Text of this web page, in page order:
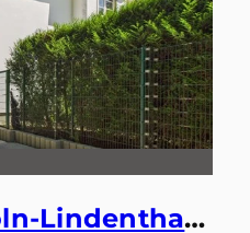
WOHNBAU: Köln-Lindenthal – Maisonette mit eigenem Gartentörchen in den Stadtwald